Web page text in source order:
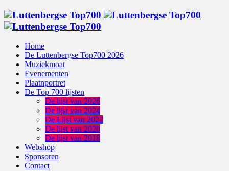
Home
De Luttenbergse Top700 2026
Muziekmoat
Evenementen
Plaatnportret
De Top 700 lijsten
De lijst van 2026
De lijst van 2024
De Lijst van 2022
De lijst van 2020
De lijst van 2018
Webshop
Sponsoren
Contact